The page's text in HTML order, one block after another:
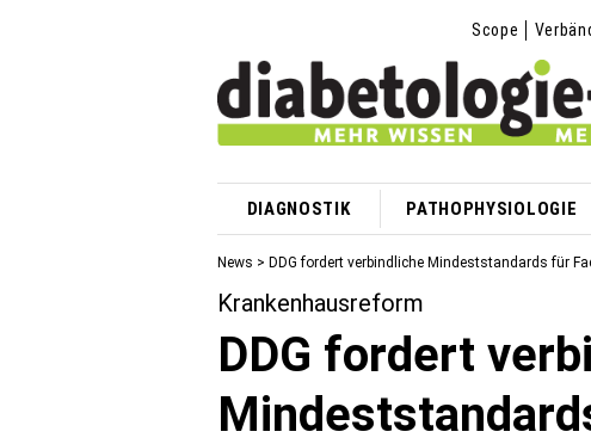
Scope
DIAGNOSTIK PATHOPHYSIOLOGIE
News > DDG fordert verbindliche Mindeststandards für
Krankenhausreform
DDG fordert